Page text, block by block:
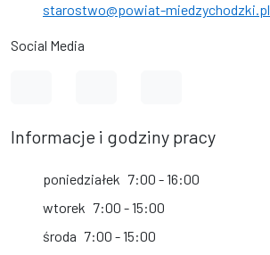
starostwo@powiat-miedzychodzki.pl
Social Media
Informacje i godziny pracy
poniedziałek 7:00 - 16:00
wtorek 7:00 - 15:00
środa 7:00 - 15:00